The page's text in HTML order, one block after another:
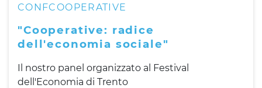
CONFCOOPERATIVE
"Cooperative: radice
dell'economia sociale"
Il nostro panel organizzato al Festival
dell'Economia di Trento